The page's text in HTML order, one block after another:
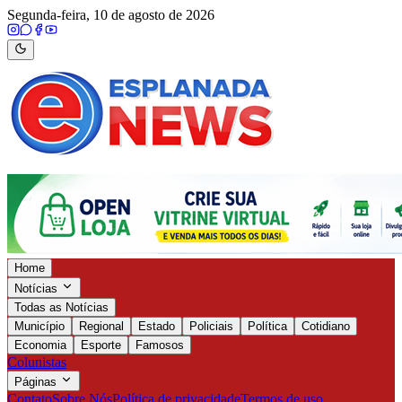
Segunda-feira, 10 de agosto de 2026
Home
Notícias
Todas as Notícias
Município
Regional Estado Policiais Política
Cotidiano
Economia
Esporte Famosos
Colunistas
Páginas
ContatoSobre NósPolítica de privacidadeTermos de uso